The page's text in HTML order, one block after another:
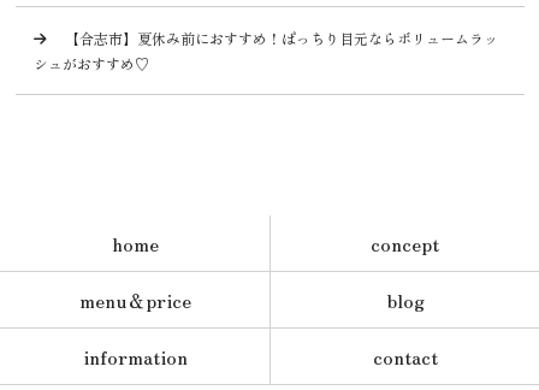
【合志市】夏休み前におすすめ！ぱっちり目元ならボリュームラッ
シュがおすすめ♡
home
concept
menu＆price
blog
information
contact